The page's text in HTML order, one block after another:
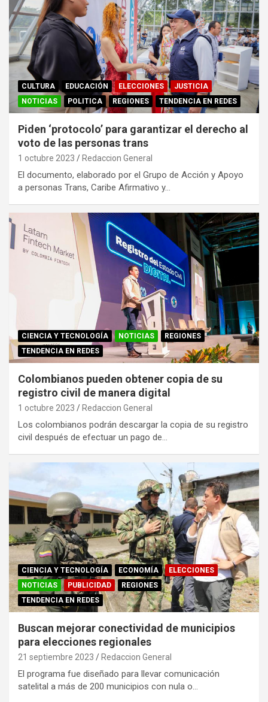
CULTURA EDUCACIÓN ELECCIONES
JUSTICIA
NOTICIAS
POLITICA REGIONES TENDENCIA EN REDES
Piden ‘protocolo’ para garantizar el derecho al
voto de las personas trans
1 octubre 2023 Redaccion General
El documento, elaborado por el Grupo de Acción y Apoyo
a personas Trans, Caribe Afirmativo y…
CIENCIA Y TECNOLOGÍA NOTICIAS
REGIONES
TENDENCIA EN REDES
Colombianos pueden obtener copia de su
registro civil de manera digital
1 octubre 2023 Redaccion General
Los colombianos podrán descargar la copia de su registro
civil después de efectuar un pago de…
CIENCIA Y TECNOLOGÍA ECONOMÍA
ELECCIONES
NOTICIAS
PUBLICIDAD
REGIONES
TENDENCIA EN REDES
Buscan mejorar conectividad de municipios
para elecciones regionales
21 septiembre 2023 Redaccion General
El programa fue diseñado para llevar comunicación
satelital a más de 200 municipios con nula o…